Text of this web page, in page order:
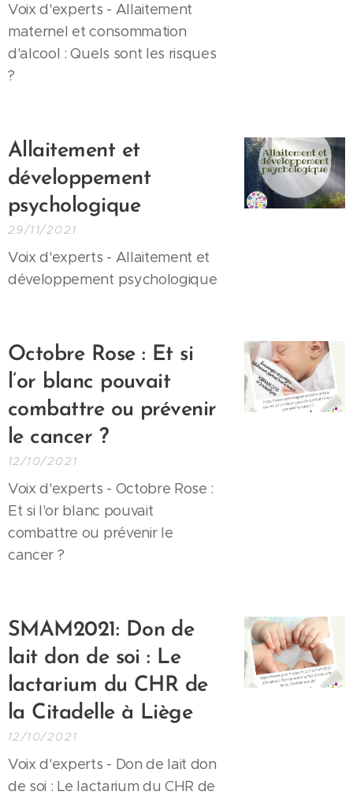
Voix d'experts - Allaitement
maternel et consommation
d'alcool : Quels sont les risques
?
Allaitement et
développement
psychologique
29/11/2021
Voix d'experts - Allaitement et
développement psychologique
Octobre Rose : Et si
l’or blanc pouvait
combattre ou prévenir
le cancer ?
12/10/2021
Voix d'experts - Octobre Rose :
Et si l'or blanc pouvait
combattre ou prévenir le
cancer ?
SMAM2021: Don de
lait don de soi : Le
lactarium du CHR de
la Citadelle à Liège
12/10/2021
Voix d'experts - Don de lait don
de soi : Le lactarium du CHR de